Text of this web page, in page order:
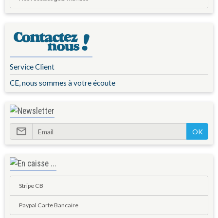
Service Client
CE, nous sommes à votre écoute
OK
Stripe CB
Paypal Carte Bancaire